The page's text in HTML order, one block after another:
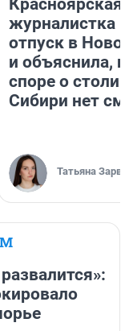
Красноярская
журналистка
отпуск в
и объяснила,
споре о
Сибири нет
Татьяна Зарва